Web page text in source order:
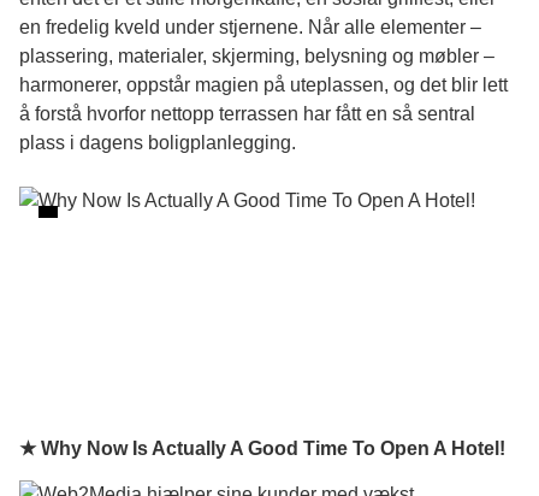
en fredelig kveld under stjernene. Når alle elementer –
plassering, materialer, skjerming, belysning og møbler –
harmonerer, oppstår magien på uteplassen, og det blir lett
å forstå hvorfor nettopp terrassen har fått en så sentral
plass i dagens boligplanlegging.
★ Why Now Is Actually A Good Time To Open A Hotel!